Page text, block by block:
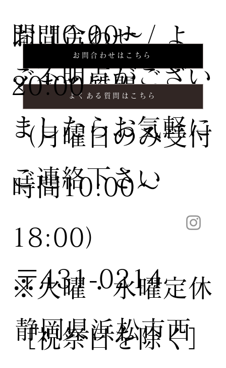
お問合わせ / よ
くある質問
お問合わせはこちら
ご不明点がござい
ましたらお気軽に
ご連絡下さい
よくある質問はこちら
間:10:00〜
20:00
（月曜日のみ受付
時間10:00〜
18:00）
※火曜・水曜定休
［祝祭日を除く］
〒431-0214
静岡県浜松市西